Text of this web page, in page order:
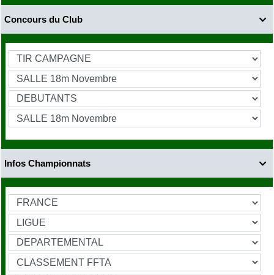

Concours du Club

Infos Championnats